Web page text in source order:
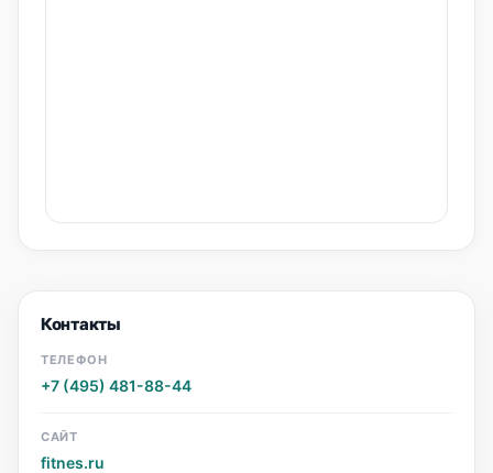
Контакты
ТЕЛЕФОН
+7 (495) 481-88-44
САЙТ
fitnes.ru